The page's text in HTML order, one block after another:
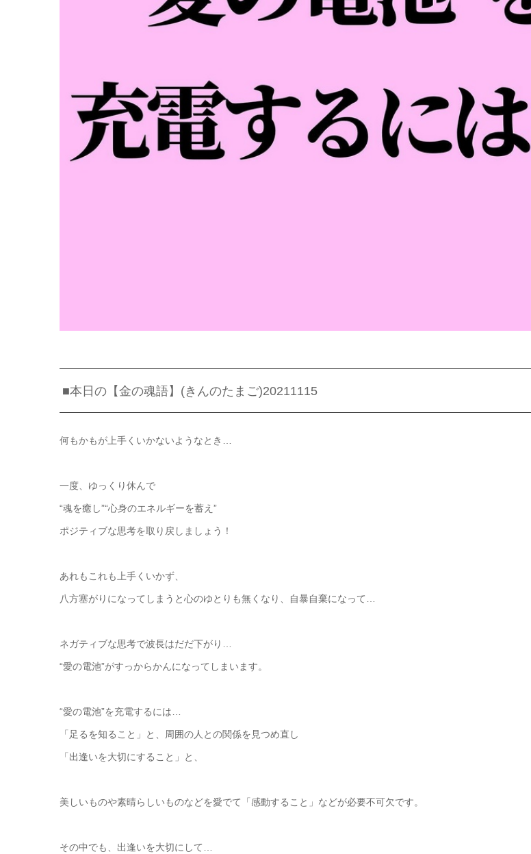
■本日の【金の魂語】(きんのたまご)20211115
何もかもが上手くいかないようなとき…
一度、ゆっくり休んで
“魂を癒し”“心身のエネルギーを蓄え”
ポジティブな思考を取り戻しましょう！
あれもこれも上手くいかず、
八方塞がりになってしまうと心のゆとりも無くなり、自暴自棄になって…
ネガティブな思考で波長はだだ下がり…
“愛の電池”がすっからかんになってしまいます。
“愛の電池”を充電するには…
「足るを知ること」と、周囲の人との関係を見つめ直し
「出逢いを大切にすること」と、
美しいものや素晴らしいものなどを愛でて「感動すること」などが必要不可欠です。
その中でも、出逢いを大切にして…